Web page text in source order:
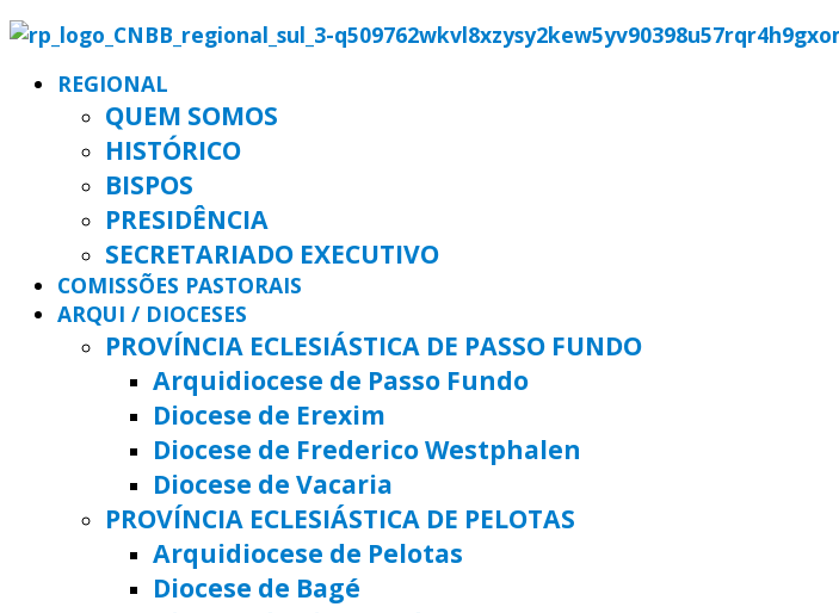
REGIONAL
QUEM SOMOS
HISTÓRICO
BISPOS
PRESIDÊNCIA
SECRETARIADO EXECUTIVO
COMISSÕES PASTORAIS
ARQUI / DIOCESES
PROVÍNCIA ECLESIÁSTICA DE PASSO FUNDO
Arquidiocese de Passo Fundo
Diocese de Erexim
Diocese de Frederico Westphalen
Diocese de Vacaria
PROVÍNCIA ECLESIÁSTICA DE PELOTAS
Arquidiocese de Pelotas
Diocese de Bagé